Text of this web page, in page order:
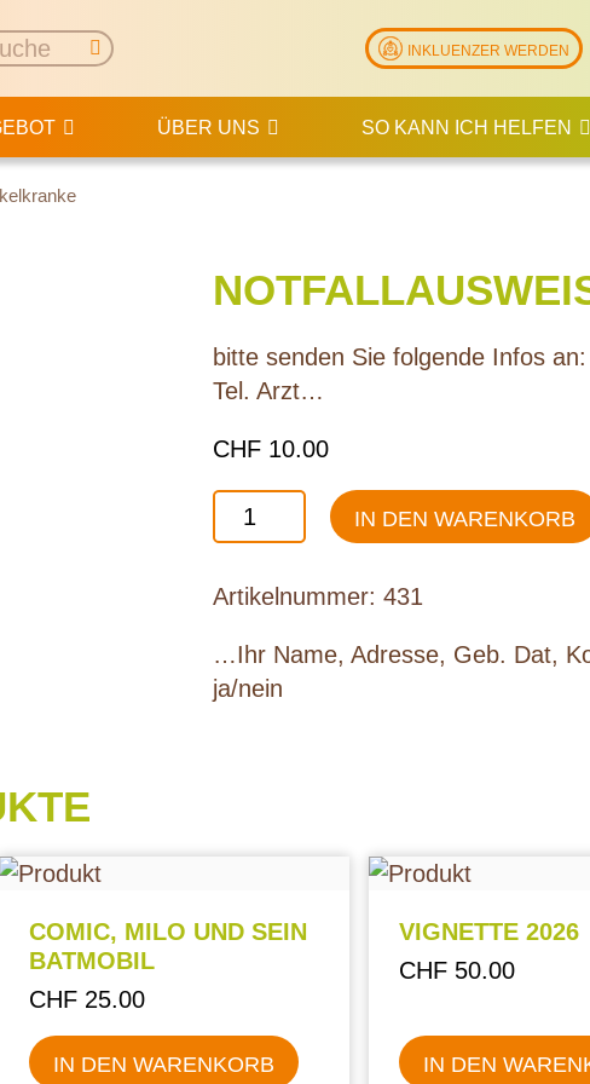
INKLUENZER WERDEN
ÜBER UNS SO KANN ICH HELFEN
bitte senden Sie folgende Infos
Tel. Arzt…
CHF 10.00
IN DEN WARENKORB
Artikelnummer:431
…Ihr Name, Adresse, Geb. Dat,
ja/nein
COMIC, MILO UND SEIN
BATMOBIL
CHF25.00
IN DEN WARENKORB
VIGNETTE 2026
CHF50.00
IN DEN